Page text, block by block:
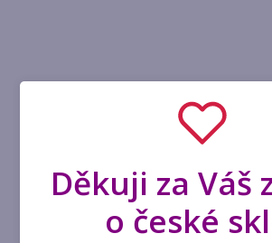
Děkuji za Váš
o české